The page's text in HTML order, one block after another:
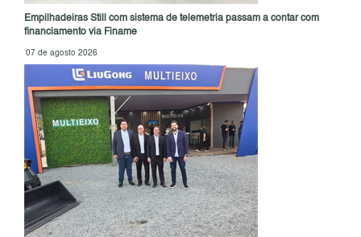
Empilhadeiras Still com sistema de telemetria passam a contar com
financiamento via Finame
07 de agosto 2026